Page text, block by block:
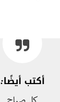
أكتب أيضًا: